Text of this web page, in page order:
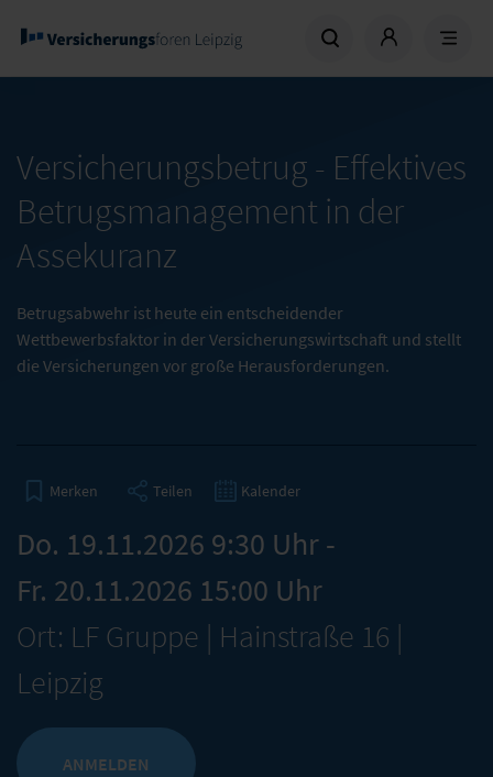
Versicherungsbetrug - Effektives
Betrugsmanagement in der
Assekuranz
Betrugsabwehr ist heute ein entscheidender
Wettbewerbsfaktor in der Versicherungswirtschaft und stellt
die Versicherungen vor große Herausforderungen.
Merken Teilen Kalender
Do. 19.11.2026 9:30 Uhr -
Fr. 20.11.2026 15:00 Uhr
Ort: LF Gruppe | Hainstraße 16 |
Leipzig
ANMELDEN